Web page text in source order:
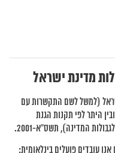
מדינת ישראל
(למשל לשם התקשרות עם
היתר לפי תקנות הגנת
המדינה), תשס”א-2001.
עובדים פועלים בינלאומית: